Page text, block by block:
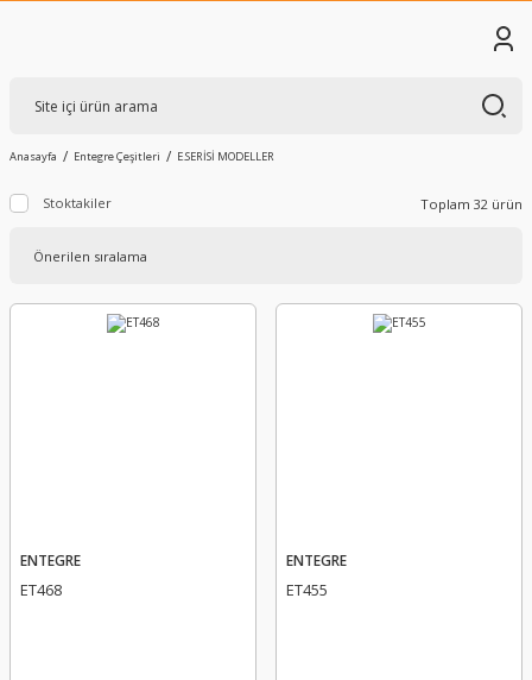
Anasayfa Entegre Çeşitleri E.SERİSİ MODELLER
Stoktakiler Toplam 32 ürün
ENTEGRE
ET468
ENTEGRE
ET455